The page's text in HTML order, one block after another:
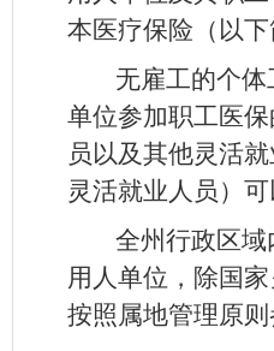
本医疗保险（以下
无雇工的个
单位参加职工医
员以及其他灵活
灵活就业人员）可
全州行政区
用人单位，除国
按照属地管理原则